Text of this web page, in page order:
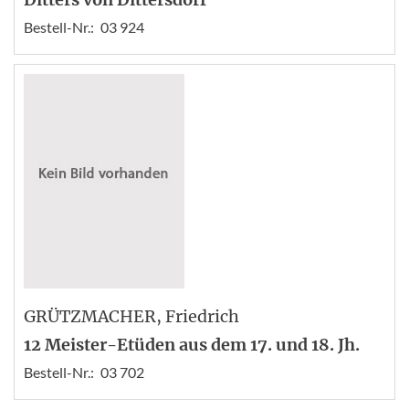
Bestell-Nr.: 03 924
GRÜTZMACHER, Friedrich
12 Meister-Etüden aus dem 17. und 18. Jh.
Bestell-Nr.: 03 702